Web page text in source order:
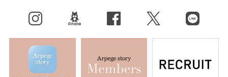
X（旧Twitter） LINE